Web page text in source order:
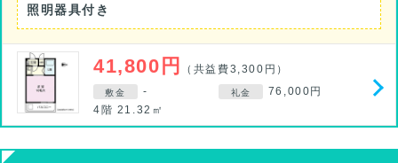
照明器具付き
41,800円 （共益費3,300円）
敷金 - 礼金
76,000円
4階 21.32㎡